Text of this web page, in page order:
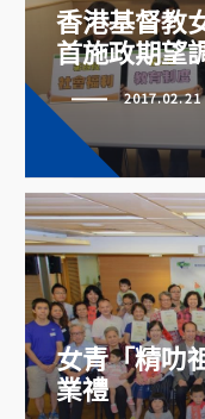
香港基督
特首施政期
香港基督教
首施政期望
2017.02.21
女青「精
畢業禮
女青「精叻
業禮